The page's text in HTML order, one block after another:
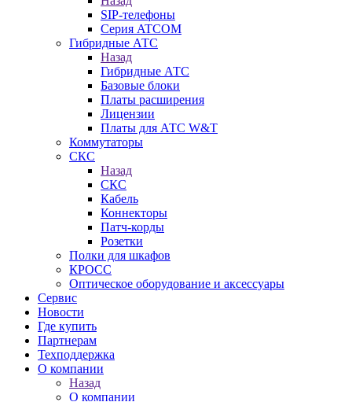
SIP-телефоны
Серия ATCOM
Гибридные АТС
Назад
Гибридные АТС
Базовые блоки
Платы расширения
Лицензии
Платы для АТС W&T
Коммутаторы
СКС
Назад
СКС
Кабель
Коннекторы
Патч-корды
Розетки
Полки для шкафов
КРОСС
Оптическое оборудование и аксессуары
Сервис
Новости
Где купить
Партнерам
Техподдержка
О компании
Назад
О компании